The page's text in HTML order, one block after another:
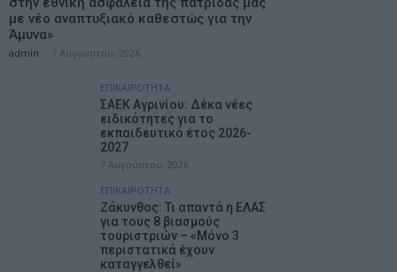
με νέο αναπτυξιακό καθεστώς για την
Άμυνα»
admin 7 Αυγούστου, 2026
ΕΠΙΚΑΙΡΟΤΗΤΑ
ΣΑΕΚ Αγρινίου: Δέκα νέες
ειδικότητες για το
εκπαιδευτικό έτος 2026-
2027
7 Αυγούστου, 2026
ΕΠΙΚΑΙΡΟΤΗΤΑ
Ζάκυνθος: Τι απαντά η ΕΛΑΣ
για τους 8 βιασμούς
τουριστριών – «Μόνο 3
περιστατικά έχουν
καταγγελθεί»